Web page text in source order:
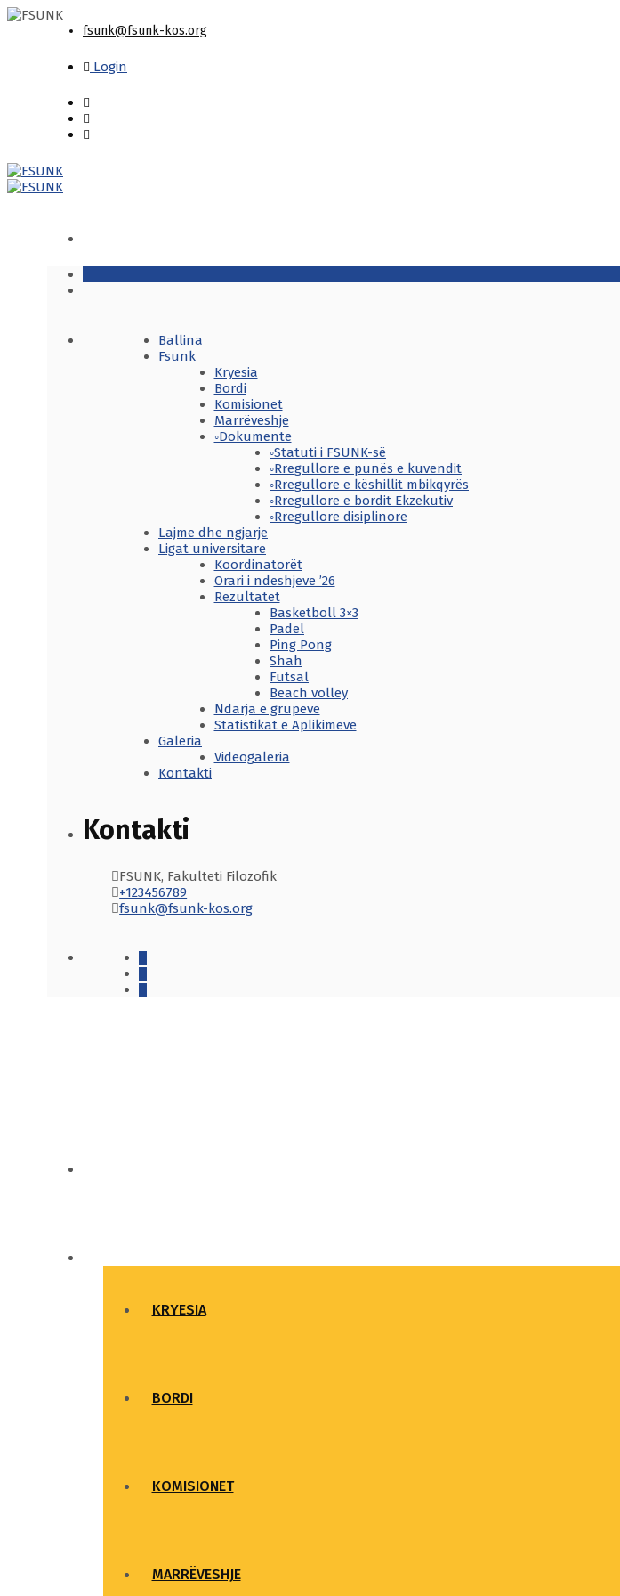
fsunk@fsunk-kos.org
Login
Ballina
Fsunk
Kryesia
Bordi
Komisionet
Marrëveshje
◦Dokumente
◦Statuti i FSUNK-së
◦Rregullore e punës e kuvendit
◦Rregullore e këshillit mbikqyrës
◦Rregullore e bordit Ekzekutiv
◦Rregullore disiplinore
Lajme dhe ngjarje
Ligat universitare
Koordinatorët
Orari i ndeshjeve ’26
Rezultatet
Basketboll 3×3
Padel
Ping Pong
Shah
Futsal
Beach volley
Ndarja e grupeve
Statistikat e Aplikimeve
Galeria
Videogaleria
Kontakti
Kontakti
FSUNK, Fakulteti Filozofik
+123456789
fsunk@fsunk-kos.org
KRYESIA
BORDI
KOMISIONET
MARRËVESHJE